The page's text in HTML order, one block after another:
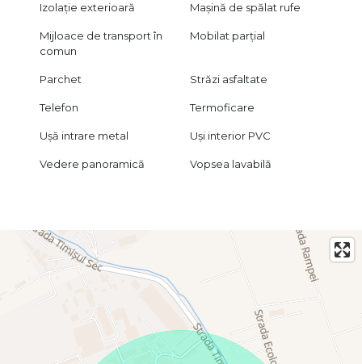
Izolație exterioară Mașină de spălat rufe
Mijloace de transport în
comun
Mobilat parțial
Parchet Străzi asfaltate
Telefon Termoficare
Ușă intrare metal Uși interior PVC
Vedere panoramică Vopsea lavabilă